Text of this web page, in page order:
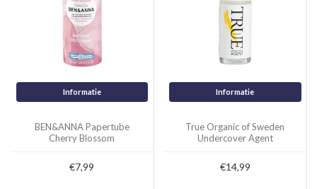
Informatie
BEN&ANNA Papertube
Cherry Blossom
€7,99
Informatie
True Organic of Sweden
Undercover Agent
Palmarosa
€14,99